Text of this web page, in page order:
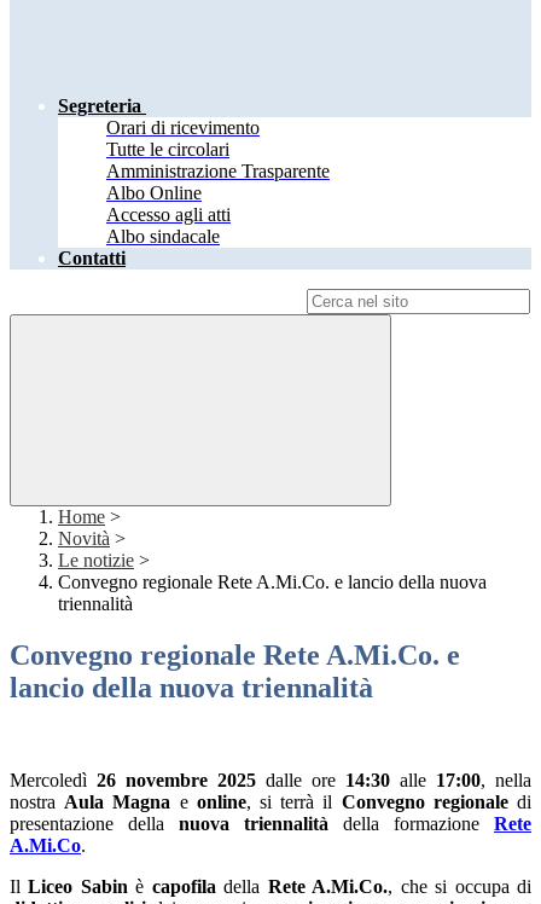
Segreteria
Orari di ricevimento
Tutte le circolari
Amministrazione Trasparente
Albo Online
Accesso agli atti
Albo sindacale
Contatti
Home >
Novità >
Le notizie >
Convegno regionale Rete A.Mi.Co. e lancio della nuova
triennalità
Convegno regionale Rete A.Mi.Co. e
lancio della nuova triennalità
Mercoledì 26 novembre 2025 dalle ore 14:30 alle 17:00, nella
nostra Aula Magna e online, si terrà il Convegno regionaledi
presentazione della nuova triennalità della formazione Rete
A.Mi.Co.
IlLiceo Sabin è capofila della Rete A.Mi.Co., che si occupa di